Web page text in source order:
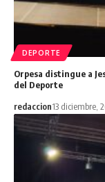
DEPORTE
Orpesa distingue a
del Deporte
redaccion13 diciembre,